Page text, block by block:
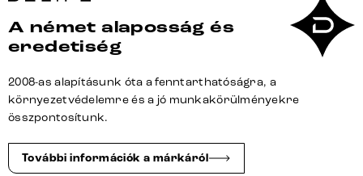
bouclé
sötét
láb
szögletes
A német alaposság és
eredetiség
2008-as alapításunk óta a fenntarthatóságra, a
környezetvédelemre és a jó munkakörülményekre
összpontosítunk.
További információk a márkáról